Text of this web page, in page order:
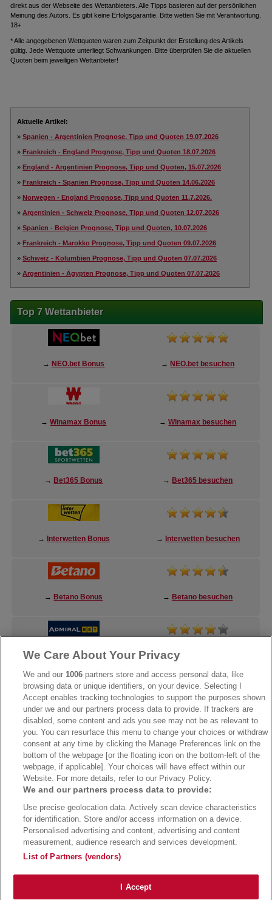
direkt aus der Webseite des Wettanbieters. Alle Tipps basieren auf der persönlichen
Meinung des Autors. Es gibt keine Erfolgsgarantie. Bitte wetten Sie mit Verantwortung.
18+
* Alle angegebenen Wettquoten waren zum Zeitpunkt der Erstellung des Artikels
gültig. Jede Wettquote unterliegt Schwankungen. Bitte überprüfen Sie die aktuellen
Quoten beim jeweiligen Wettanbieter!
Aktuelle Artikel:
»Spanien - Argentinien Prognose, Tipp und Quoten 19.07.2026
»Frankreich - England Prognose, Tipp und Quoten 18.07.2026
»England - Argentinien Prognose, Tipp und Quoten, 15.07.2026
»Frankreich - Spanien Prognose, Tipp und Quoten 14.06.2026
»Norwegen - England Prognose, Tipp und Quoten 11.7.2026.
»Argentinien - Schweiz Prognose, Tipp und Quoten 12.07.2026
»Spanien - Belgien Prognose, Tipp und Quoten, 10.07.2026
»Frankreich - Marokko Prognose, Tipp und Quoten 09.07.2026
»Schweiz - Kolumbien Prognose, Tipp und Quoten 07.07.2026
»Argentinien - Ägypten Prognose, Tipp und Quoten 07.07.2026
Top 7 Wettanbieter
→ NEO.bet Bonus → NEO.bet besuchen
→Winamax Bonus →Winamax besuchen
→ Bet365 Bonus → Bet365 besuchen
→ Interwetten Bonus → Interwetten besuchen
→ Betano Bonus → Betano besuchen
→AdmiralBet Bonus →AdmiralBet besuchen
→Bwin Bonus →Bwin besuchen
Alle Anbieter auf dieser Webseite sind offiziell in Deutschland
Bundesligatrend Fussball Bundesliga Tipps
Verantwortung!
We Care About Your Privacy
We and our1006 partners store and access personal data, like
browsing data or unique identifiers, on your device. Selecting I
Accept enables tracking technologies to support the purposes shown
under we and our partners process data to provide. If trackers are
disabled, some content and ads you see may not be as relevant to
you. You can resurface this menu to change your choices or withdraw
consent at any time by clicking the Manage Preferences link on the
bottom of the webpage [or the floating icon on the bottom-left of the
webpage, if applicable]. Your choices will have effect within our
Website. For more details, refer to our Privacy Policy.
We and our partners process data to provide:
Use precise geolocation data. Actively scan device characteristics
for identification. Store and/or access information on a device.
Personalised advertising and content, advertising and content
measurement, audience research and services development.
List of Partners (vendors)
I Accept